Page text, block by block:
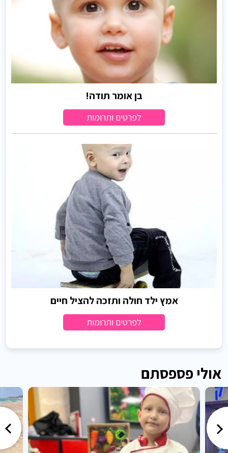
בן אומר תודה!
לפרטים ותרומות
אמץ ילד חולה ותזכה להציל חיים
לפרטים ותרומות
אולי פספסתם